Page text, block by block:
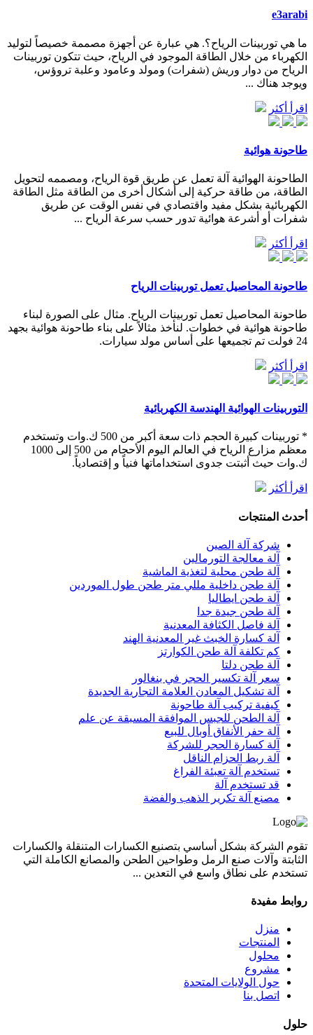
e3arabi
ما هي توربينات الرياح؟. هي عبارة عن أجهزة مصممة خصيصاً لتوليد
الكهرباء من خلال الطاقة الموجود في الرياح، حيث تتكون توربينات
الرياح من دوار وريش (شفرات) ومولد وعامود وعلبة تروؤس،
ويوجد هناك ...
اقرأ أكثر
طاحونة هوائية
الطاحونة الهوائية آلة تعمل عن طريق قوة الرياح، ومصممه لتحويل
الطاقة، من طاقة حركية إلى أشكال أخرى من الطاقة مثل الطاقة
الكهربائية بشكل مفيد واقتصادي في نفس الوقت عن طريق
شفرات أو أشرعة هوائية تدور حسب سرعة الرياح ...
اقرأ أكثر
طاحونة المحاصيل تعمل توربينات الرياح
طاحونة المحاصيل تعمل توربينات الرياح. مثال على الصورة لبناء
طاحونة هوائية في خطوات. لنأخذ مثالاً على بناء طاحونة هوائية بجهد
24 فولت تم تجميعها على أساس مولد سيارات.
اقرأ أكثر
التوربينات الهوائية الهندسة الكهربائية
* توربينات كبيرة الحجم ذات سعة أكبر من 500 ك.وات وتستخدم
معظم مزارع الرياح في العالم اليوم الأحجام من 500 إلى 1000
ك.وات حيث أثبتت جدوى استخداماتها فنياً و إقتصادياً.
اقرأ أكثر
أحدث المنتجات
شركة آلة الصين
آلة معالجة التورمالين
آلة طحن محلية لتغذية الماشية
آلة طحن داخلية مللي متر طحن طول الموردين
آلة طحن ايطاليا
آلة طحن جيدة جدا
آلة فاصل الكثافة المعدنية
آلة كسارة الخبث غير المعدنية الهند
كم تكلفة آلة طحن الكوارتز
آلة طحن دلتا
سعر آلة تكسير الحجر في بنغالور
آلة تشكيل المعادن العلامة التجارية الجديدة
كيفية تركيب آلة طاحونة
آلة الطحن للجبس الموافقة المسبقة عن علم
آلة حفر الأنفاق أوبال للبيع
آلة كسارة الحجر للشركة
آلة ربط الحزام الناقل
تستخدم آلة تعبئة الفراغ
قد تستخدم آلة
مصنع آلة تكرير الذهب والفضة
تقوم الشركة بشكل أساسي بتصنيع الكسارات المتنقلة والكسارات
الثابتة وآلات صنع الرمل وطواحين الطحن والمصانع الكاملة التي
تستخدم على نطاق واسع في التعدين ...
روابط مفيدة
منزل
المنتجات
محلول
مشروع
حول الولايات المتحدة
اتصل بنا
حلول